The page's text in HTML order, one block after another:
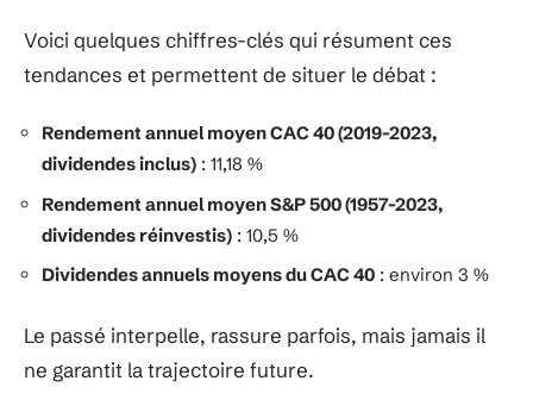
Voici quelques chiffres-clés qui résument ces
tendances et permettent de situer le débat :
Rendement annuel moyen CAC 40 (2019-2023,
dividendes inclus) : 11,18 %
Rendement annuel moyen S&P 500 (1957-2023,
dividendes réinvestis) : 10,5 %
Dividendes annuels moyens du CAC 40 : environ 3 %
Le passé interpelle, rassure parfois, mais jamais il
ne garantit la trajectoire future.